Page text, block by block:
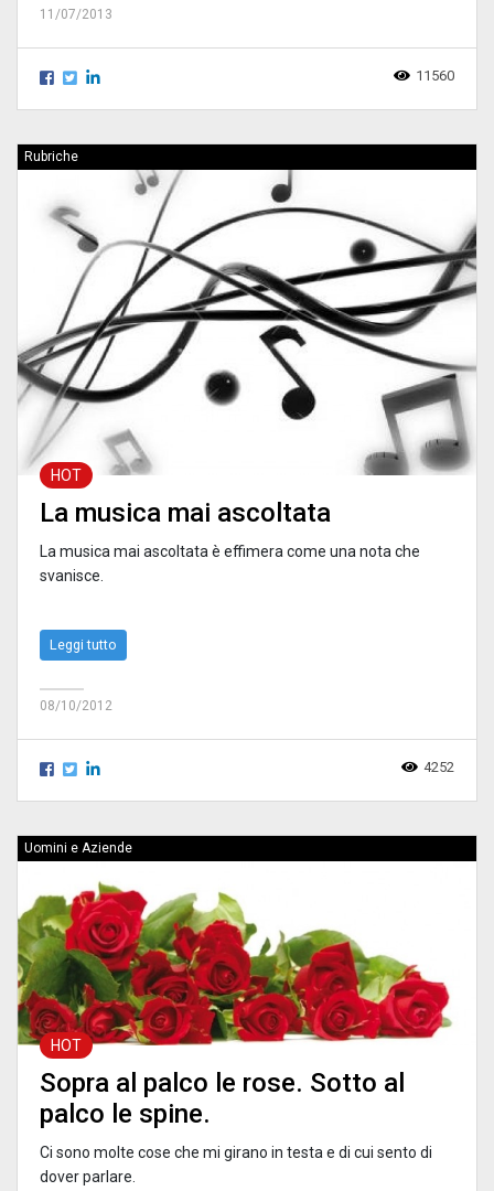
11/07/2013
11560
Rubriche
HOT
La musica mai ascoltata
La musica mai ascoltata è effimera come una nota che
svanisce.
Leggi tutto
08/10/2012
4252
Uomini e Aziende
HOT
Sopra al palco le rose. Sotto al
palco le spine.
Ci sono molte cose che mi girano in testa e di cui sento di
dover parlare.